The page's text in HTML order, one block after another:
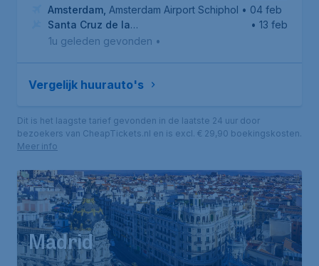
Amsterdam Amsterdam Airport Schiphol • 04 feb
Santa Cruz de la
Palma, Aeropuerto de La Palma
• 13 feb
1u geleden gevonden •
Vergelijk huurauto's
Dit is het laagste tarief gevonden in de laatste 24 uur door
bezoekers van CheapTickets.nl en is excl. € 29,90 boekingskosten.
Meer info
Madrid